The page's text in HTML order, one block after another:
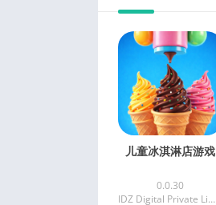
儿童冰淇淋店游戏
0.0.30
IDZ Digital Private Limited